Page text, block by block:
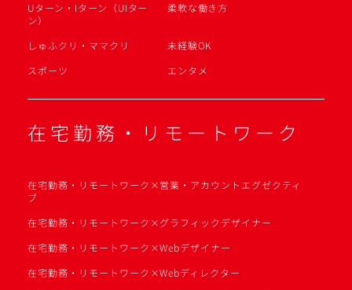
Uターン・Iターン（UIター
ン）
柔軟な働き方
しゅふクリ・ママクリ
未経験OK
スポーツ
エンタメ
在宅勤務・リモートワーク
在宅勤務・リモートワーク×営業・アカウントエグゼクティ
ブ
在宅勤務・リモートワーク×グラフィックデザイナー
在宅勤務・リモートワーク×Webデザイナー
在宅勤務・リモートワーク×Webディレクター